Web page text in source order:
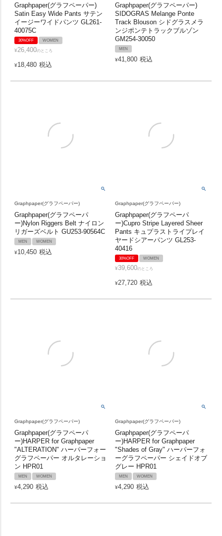
Graphpaper(グラフペーパー)
Satin Easy Wide Pants サテン
イージーワイドパンツ GL261-
40075C
30%OFF WOMEN
¥26,400のところ
¥18,480 税込
Graphpaper(グラフペーパー)
SIDOGRAS Melange Ponte
Track Blouson シドグラスメラ
ンジポンテトラックブルゾン
GM254-30050
MEN
¥41,800 税込
Graphpaper(グラフペーパー)
Graphpaper(グラフペーパ
ー)Nylon Riggers Belt ナイロン
リガーズベルト GU253-90564C
MEN WOMEN
¥10,450 税込
Graphpaper(グラフペーパー)
Graphpaper(グラフペーパ
ー)Cupro Stripe Layered Sheer
Pants キュプラストライプレイ
ヤードシアーパンツ GL253-
40416
30%OFF WOMEN
¥39,600のところ
¥27,720 税込
Graphpaper(グラフペーパー)
Graphpaper(グラフペーパ
ー)HARPER for Graphpaper
"ALTERATION" ハーパーフォー
グラフペーパー オルタレーショ
ン HPR01
MEN WOMEN
¥4,290 税込
Graphpaper(グラフペーパー)
Graphpaper(グラフペーパ
ー)HARPER for Graphpaper
"Shades of Gray" ハーパーフォ
ーグラフペーパー シェイドオブ
グレー HPR01
MEN WOMEN
¥4,290 税込